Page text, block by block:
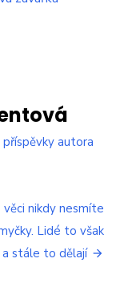
příspěvky autora
nikdy nesmíte
Lidé to však
a stále to dělají